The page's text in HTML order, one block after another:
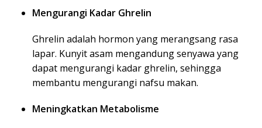
Mengurangi Kadar Ghrelin
Ghrelin adalah hormon yang merangsang rasa
lapar. Kunyit asam mengandung senyawa yang
dapat mengurangi kadar ghrelin, sehingga
membantu mengurangi nafsu makan.
Meningkatkan Metabolisme